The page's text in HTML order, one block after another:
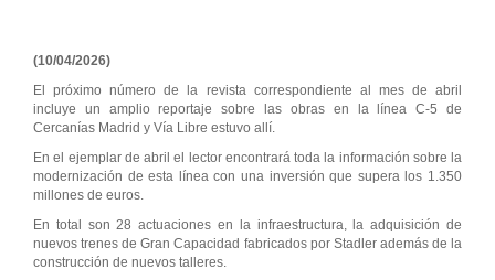
(10/04/2026)
El próximo número de la revista correspondiente al mes de abril
incluye un amplio reportaje sobre las obras en la línea C-5 de
Cercanías Madrid y Vía Libre estuvo allí.
En el ejemplar de abril el lector encontrará toda la información sobre la
modernización de esta línea con una inversión que supera los 1.350
millones de euros.
En total son 28 actuaciones en la infraestructura, la adquisición de
nuevos trenes de Gran Capacidad fabricados por Stadler además de la
construcción de nuevos talleres.